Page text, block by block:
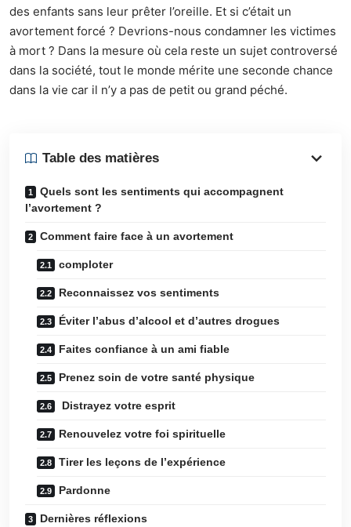
des enfants sans leur prêter l’oreille. Et si c’était un
avortement forcé ? Devrions-nous condamner les victimes
à mort ? Dans la mesure où cela reste un sujet controversé
dans la société, tout le monde mérite une seconde chance
dans la vie car il n’y a pas de petit ou grand péché.
Table des matières
Quels sont les sentiments qui accompagnent
l’avortement ?
Comment faire face à un avortement
comploter
Reconnaissez vos sentiments
Éviter l’abus d’alcool et d’autres drogues
Faites confiance à un ami fiable
Prenez soin de votre santé physique
Distrayez votre esprit
Renouvelez votre foi spirituelle
Tirer les leçons de l’expérience
Pardonne
Dernières réflexions